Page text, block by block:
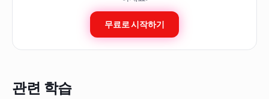
무료로 시작하기
관련 학습